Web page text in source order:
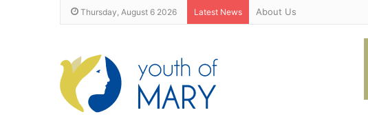
Thursday, August 6 2026 Latest News About Us